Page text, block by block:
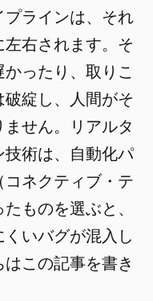
プラインは、それ
右されます。そ
ったり、取りこ
綻し、人間がそ
せん。リアルタ
術は、自動化パ
ネクティブ・テ
ものを選ぶと、
いバグが混入し
この記事を書き